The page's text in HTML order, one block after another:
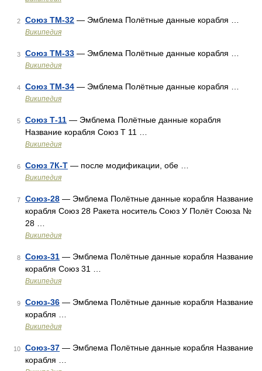
2 Союз ТМ-32 — Эмблема Полётные данные корабля …
Википедия
3 Союз ТМ-33 — Эмблема Полётные данные корабля …
Википедия
4 Союз ТМ-34 — Эмблема Полётные данные корабля …
Википедия
5 Союз Т-11 — Эмблема Полётные данные корабля
Название корабля Союз Т 11 …
Википедия
6 Союз 7К-Т — после модификации, обе …
Википедия
7 Союз-28 — Эмблема Полётные данные корабля Название
корабля Союз 28 Ракета носитель Союз У Полёт Союза №
28 …
Википедия
8 Союз-31 — Эмблема Полётные данные корабля Название
корабля Союз 31 …
Википедия
9 Союз-36 — Эмблема Полётные данные корабля Название
корабля …
Википедия
10 Союз-37 — Эмблема Полётные данные корабля Название
корабля …